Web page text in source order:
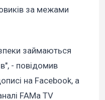
за межами
займаються
- повідомив
на Facebook, а
FAMa TV